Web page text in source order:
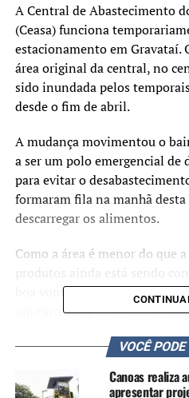
A Central de Abastecimento
(Ceasa) funciona
estacionamento em
área original da central, no
sido inundada pelos
desde o fim de abril.
A mudança movimentou o
a ser um polo emergencial
para evitar o
formaram fila na manhã
descarregar os alimentos.
Como a área é menor do que
boa vontade. “O conselho que
um carrinho para o cliente
estamos só com um carro”.
No lugar da banca, entraram
VOCÊ
Canoas realiza
apresentar